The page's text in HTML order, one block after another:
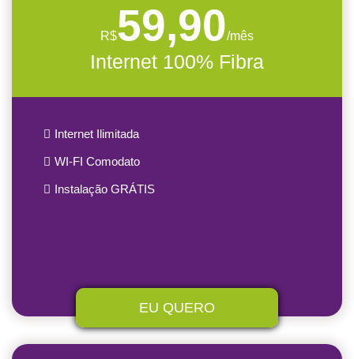
R$59,90/mês
Internet 100% Fibra
Internet Ilimitada
WI-FI Comodato
Instalação GRÁTIS
EU QUERO